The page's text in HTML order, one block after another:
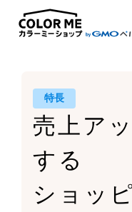
特長
売上ア
する
ショッ